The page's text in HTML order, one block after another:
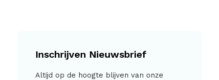
Inschrijven Nieuwsbrief
Altijd op de hoogte blijven van onze